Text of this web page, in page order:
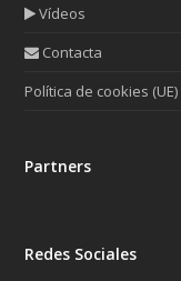
Vídeos
Contacta
Política de cookies (UE)
Partners
Redes Sociales